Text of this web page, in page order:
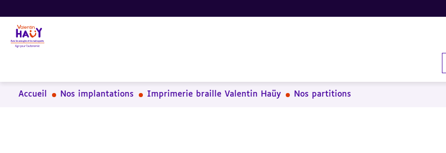
Aller
au
contenu
principal
Aller
au
pied
de
Aller
à
la
recherche
Accueil Nos implantations Imprimerie braille Valentin Haüy Nos partitions